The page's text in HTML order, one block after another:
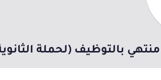
بالتوظيف (لحملة